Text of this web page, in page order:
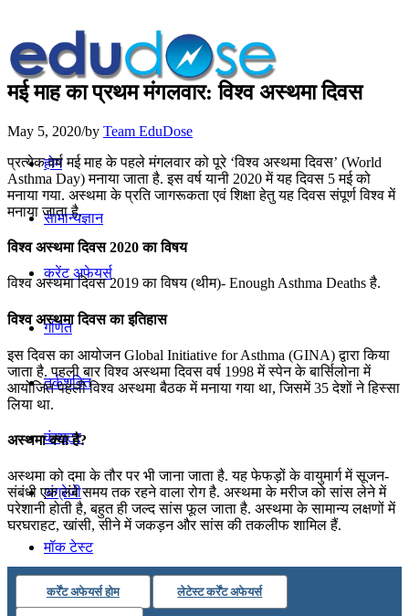
होम
सामान्यज्ञान
करेंट अफेयर्स
गणित
तर्कशक्ति
कंप्यूटर
अंग्रेजी
मॉक टेस्ट
टुडेज जीके
मई माह का प्रथम मंगलवार: विश्‍व अस्थमा दिवस
May 5, 2020/by Team EduDose
प्रत्येक वर्ष मई माह के पहले मंगलवार को पूरे ‘विश्‍व अस्थमा दिवस’ (World
Asthma Day) मनाया जाता है. इस वर्ष यानी 2020 में यह दिवस 5 मई को
मनाया गया. अस्थमा के प्रति जागरूकता एवं शिक्षा हेतु यह दिवस संपूर्ण विश्व में
मनाया जाता है.
विश्व अस्थमा दिवस 2020 का विषय
विश्व अस्थमा दिवस 2019 का विषय (थीम)- Enough Asthma Deaths है.
विश्‍व अस्थमा दिवस का इतिहास
इस दिवस का आयोजन Global Initiative for Asthma (GINA) द्वारा किया
जाता है. पहली बार विश्व अस्थमा दिवस वर्ष 1998 में स्पेन के बार्सिलोना में
आयोजित पहली विश्व अस्थमा बैठक में मनाया गया था, जिसमें 35 देशों ने हिस्सा
लिया था.
अस्थमा क्या है?
अस्थमा को दमा के तौर पर भी जाना जाता है. यह फेफड़ों के वायुमार्ग में सूजन-
संबंधी एक लंबे समय तक रहने वाला रोग है. अस्थमा के मरीज को सांस लेने में
परेशानी होती है, बहुत ही जल्द सांस फूल जाता है. अस्थमा के सामान्य लक्षणों में
घरघराहट, खांसी, सीने में जकड़न और सांस की तकलीफ शामिल हैं.
कर्रेंट अफेयर्स होम लेटेस्ट कर्रेंट अफेयर्स